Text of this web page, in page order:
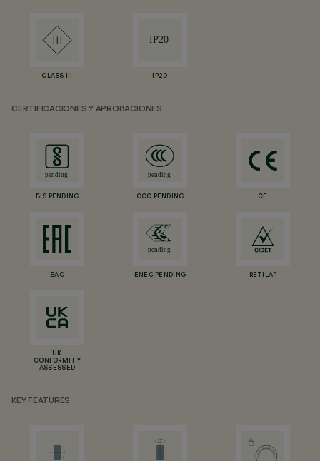
CLASS III IP20
CERTIFICACIONES Y APROBACIONES
BIS PENDING CCC PENDING CE
EAC ENEC PENDING RETILAP
UK
CONFORMITY
ASSESSED
KEY FEATURES